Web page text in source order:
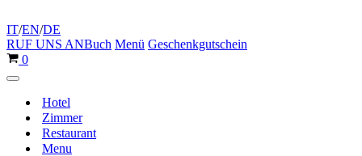
IT/EN/DE
RUF UNS ANBuch Menü Geschenkgutschein
Warenkorb
0
Navigationsmenü
Hotel
Zimmer
Restaurant
Menu